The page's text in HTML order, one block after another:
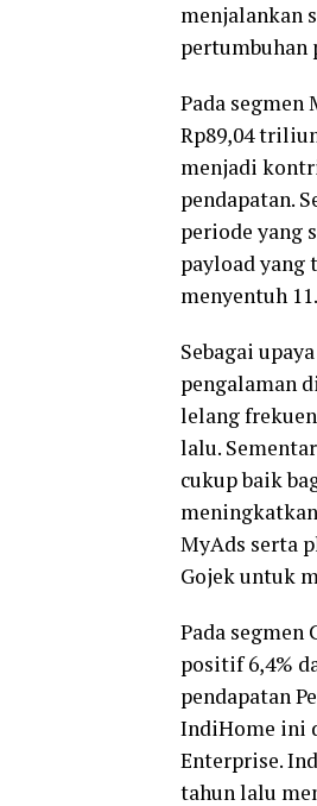
menjalankan
pertumbuhan
Pada
Rp89,04
menjadi
pendapatan.
periode yang
payload yang
menyentuh
Sebagai
pengalaman
lelang
lalu.
cukup baik
MyAds serta
Gojek untuk
Pada
positif 6,4%
pendapatan
IndiHome ini
Enterprise.
tahun lalu